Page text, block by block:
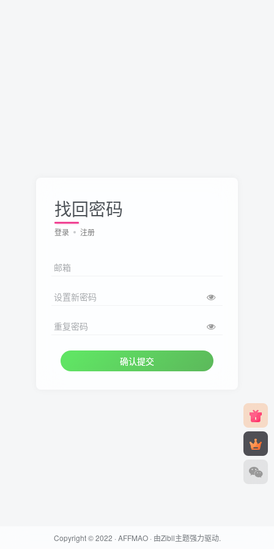
找回密码
登录 注册
邮箱
设置新密码
重复密码
确认提交
Copyright © 2022 · AFFMAO· 由Zibll主题强力驱动.